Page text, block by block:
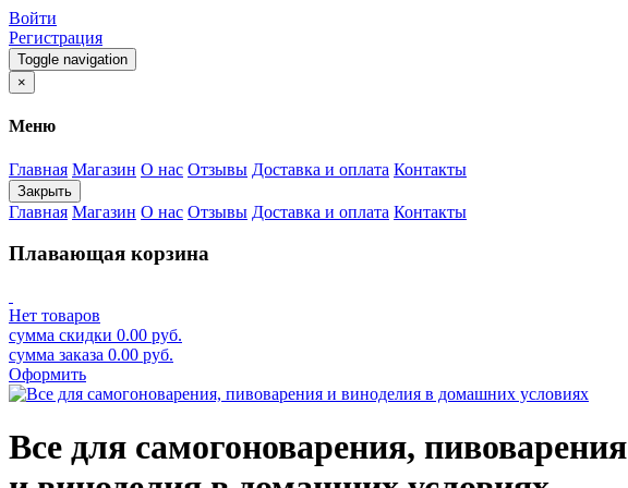
Войти
Регистрация
Toggle navigation
×
Меню
Главная Магазин О нас Отзывы Доставка и оплата Контакты
Закрыть
Главная Магазин О нас Отзывы Доставка и оплата Контакты
Плавающая корзина
Нет товаров
сумма скидки 0.00 руб.
сумма заказа 0.00 руб.
Оформить
Все для самогоноварения, пивоварения